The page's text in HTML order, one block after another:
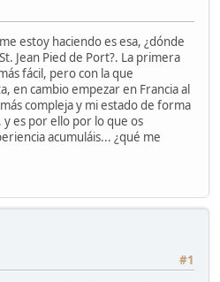
estoy haciendo es esa, ¿dónde
Jean Pied de Port?. La primera
fácil, pero con la que
en cambio empezar en Francia al
compleja y mi estado de forma
y es por ello por lo que os
acumuláis... ¿qué me
#1